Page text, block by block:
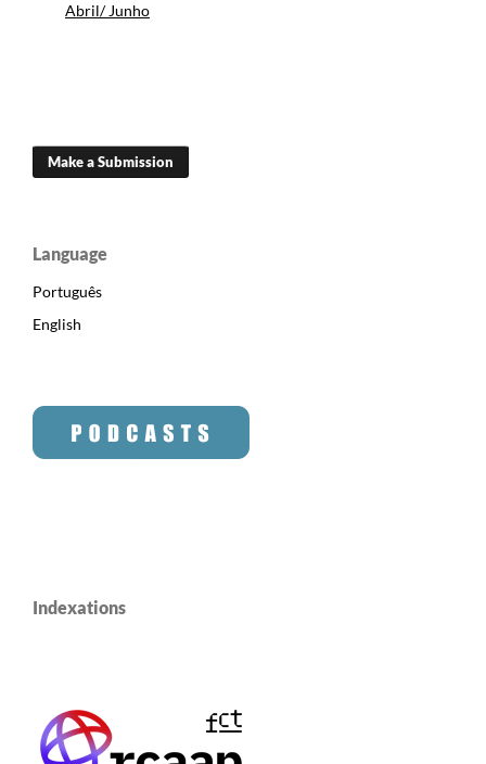
Abril/ Junho
Make a Submission
Language
Português
English
Indexations